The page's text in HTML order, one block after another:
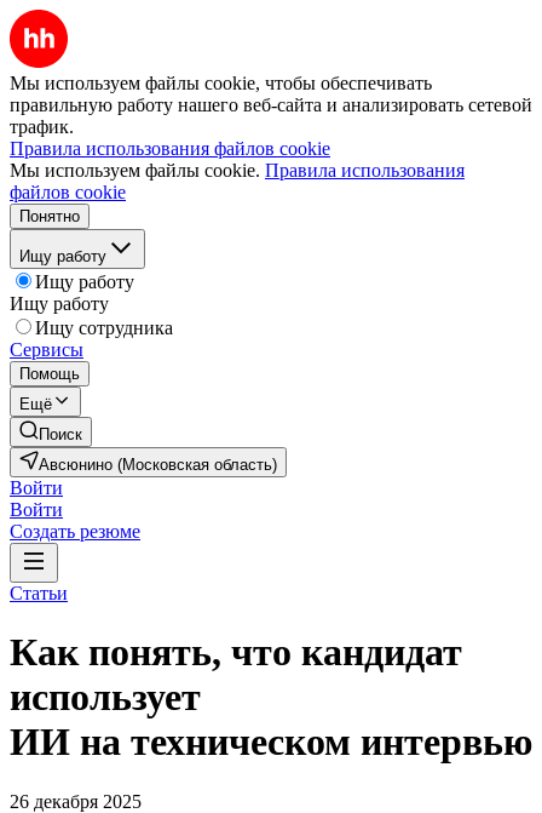
Мы используем файлы cookie, чтобы обеспечивать
правильную работу нашего веб-сайта и анализировать сетевой
трафик.
Правила использования файлов cookie
Мы используем файлы cookie. Правила использования
файлов cookie
Понятно
Ищу работу
Ищу работу
Ищу работу
Ищу сотрудника
Сервисы
Помощь
Ещё
Поиск
Авсюнино (Московская область)
Войти
Войти
Создать резюме
Статьи
Как понять, что кандидат
использует
ИИ на техническом интервью
26 декабря 2025